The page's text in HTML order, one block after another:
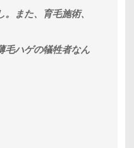
また、育毛施術、
毛ハゲの犠牲者なん